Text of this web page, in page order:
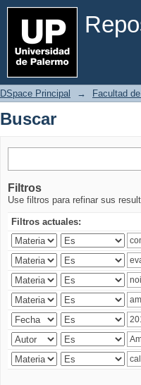
Buscar
DSpace Principal → Facultad
Buscar
Filtros
Use filtros para refinar sus
Filtros actuales: